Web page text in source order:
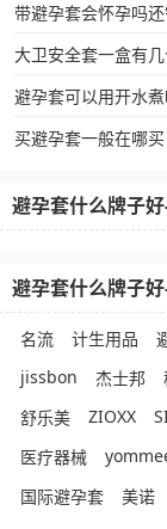
带避孕套会怀孕吗
大卫安全套一盒有
避孕套可以用开水
买避孕套一般在哪买
避孕套什么牌子
避孕套什么牌子
名流 计生用品
jissbon
杰士邦
舒乐美
ZIOXX
医疗器械
国际避孕套
美诺